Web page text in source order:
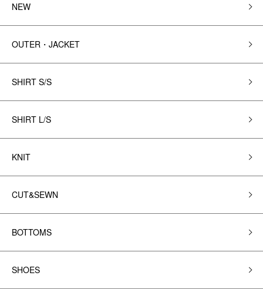
NEW
OUTER・JACKET
SHIRT S/S
SHIRT L/S
KNIT
CUT&SEWN
BOTTOMS
SHOES